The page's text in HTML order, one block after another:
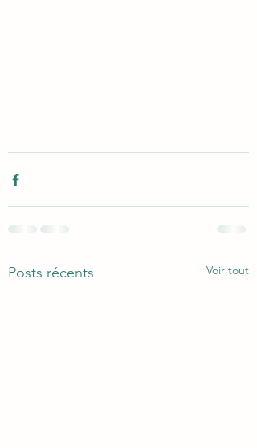
Posts récents Voir tout